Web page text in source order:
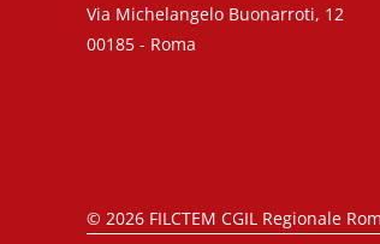
Via Michelangelo Buonarroti, 12
00185 - Roma
© 2026 FILCTEM CGIL Regionale